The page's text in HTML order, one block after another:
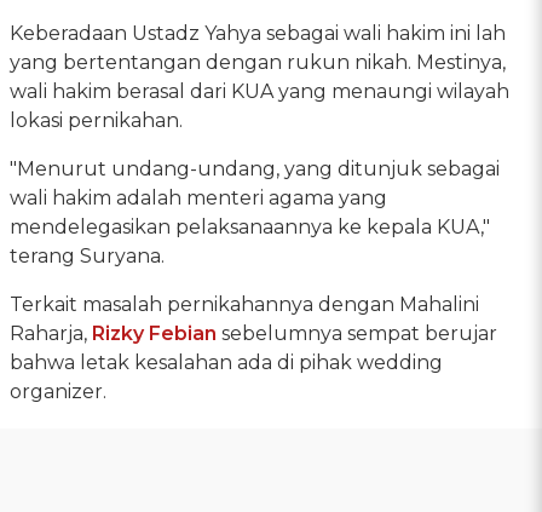
Keberadaan Ustadz Yahya sebagai wali hakim ini lah
yang bertentangan dengan rukun nikah. Mestinya,
wali hakim berasal dari KUA yang menaungi wilayah
lokasi pernikahan.
"Menurut undang-undang, yang ditunjuk sebagai
wali hakim adalah menteri agama yang
mendelegasikan pelaksanaannya ke kepala KUA,"
terang Suryana.
Terkait masalah pernikahannya dengan Mahalini
Raharja, Rizky Febian sebelumnya sempat berujar
bahwa letak kesalahan ada di pihak wedding
organizer.